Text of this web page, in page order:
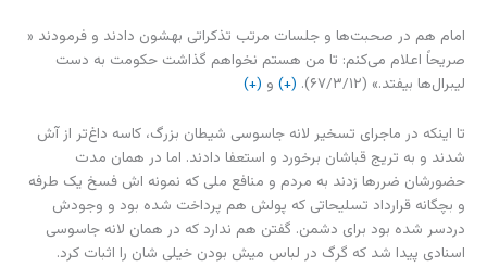
امام هم در صحبت‌ها و جلسات مرتب تذکراتی بهشون دادند و فرمودند «
صریحاً اعلام می‌کنم: تا من هستم نخواهم گذاشت حکومت به دست
لیبرال‌ها بیفتد.» (۶۷/۳/۱۲).
(+) و (+)
تا اینکه در ماجرای تسخیر لانه جاسوسی شیطان بزرگ، کاسه داغ‌تر از آش
شدند و به تریج قباشان برخورد و استعفا دادند. اما در همان مدت
حضورشان ضررها زدند به مردم و منافع ملی که نمونه اش فسخ یک طرفه
و بچگانه قرارداد تسلیحاتی که پولش هم پرداخت شده بود و وجودش
دردسر شده بود برای دشمن. گفتن هم ندارد که در همان لانه جاسوسی
اسنادی پیدا شد که گرگ در لباس میش بودن خیلی شان را اثبات کرد.